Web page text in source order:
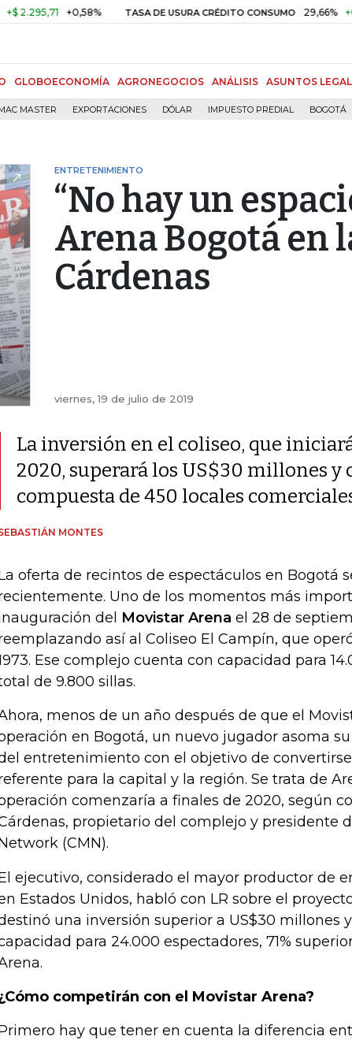
+0,58% TASA DE USURA CRÉDITO CONSUMO 29,66% +0,87%
GLOBOECONOMÍA AGRONEGOCIOS ANÁLISIS ASUNTOS
MASTER EXPORTACIONES DÓLAR IMPUESTO PREDIAL BOGOTÁ
ENTRETENIMIENTO
“No hay un
Arena Bogotá en
Cárdenas
viernes, 19 de julio de 2019
La inversión en el coliseo, que
2020, superará los US$30 millones y
compuesta de 450 locales
MONTES
oferta de recintos de espectáculos en Bogotá
Uno de los momentos más
del Movistar Arena el 28 de
así al Coliseo El Campín, que
Ese complejo cuenta con capacidad para
de 9.800 sillas.
menos de un año después de que el
en Bogotá, un nuevo jugador asoma
entretenimiento con el objetivo de
para la capital y la región. Se trata de
comenzaría a finales de 2020, según
propietario del complejo y presidente
(CMN).
ejecutivo, considerado el mayor productor de
Estados Unidos, habló con LR sobre el
una inversión superior a US$30 millones
para 24.000 espectadores, 71%
competirán con el Movistar Arena?
hay que tener en cuenta la diferencia